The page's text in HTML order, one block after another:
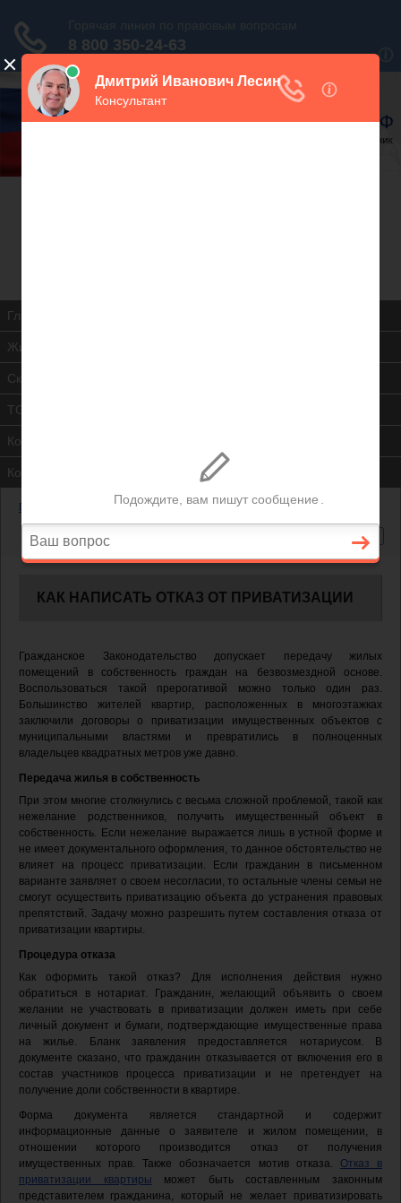
В закладки
Главная
Жилищная инспекция
Скачать ЖК РФ
ТСЖ
Контакты
Консультация юриста
Главная Как написать отказ от приватизации
КАК НАПИСАТЬ ОТКАЗ ОТ ПРИВАТИЗАЦИИ
Гражданское Законодательство допускает передачу жилых
помещений в собственность граждан на безвозмездной основе.
Воспользоваться такой прерогативой можно только один раз.
Большинство жителей квартир, расположенных в многоэтажках
заключили договоры о приватизации имущественных объектов с
муниципальными властями и превратились в полноценных
владельцев квадратных метров уже давно.
Передача жилья в собственность
При этом многие столкнулись с весьма сложной проблемой, такой как
нежелание родственников, получить имущественный объект в
собственность. Если нежелание выражается лишь в устной форме и
не имеет документального оформления, то данное обстоятельство не
влияет на процесс приватизации. Если гражданин в письменном
варианте заявляет о своем несогласии, то остальные члены семьи не
смогут осуществить приватизацию объекта до устранения правовых
препятствий. Задачу можно разрешить путем составления отказа от
приватизации квартиры.
Процедура отказа
Как оформить такой отказ? Для исполнения действия нужно
обратиться в нотариат. Гражданин, желающий объявить о своем
желании не участвовать в приватизации должен иметь при себе
личный документ и бумаги, подтверждающие имущественные права
на жилье. Бланк заявления предоставляется нотариусом. В
документе сказано, что гражданин отказывается от включения его в
состав участников процесса приватизации и не претендует на
получение доли собственности в квартире.
Форма документа является стандартной и содержит
информационные данные о заявителе и жилом помещении, в
отношении которого производится отказ от получения
имущественных прав. Также обозначается мотив отказа. Отказ в
приватизации квартиры может быть составленным законным
представителем гражданина, который не желает приватизировать